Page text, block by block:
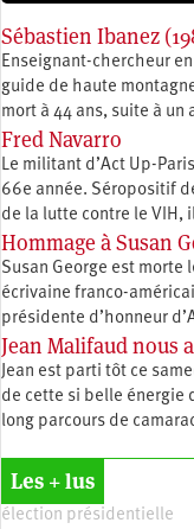
Sébastien Ibanez
Enseignant-chercheur
guide de haute
mort à 44 ans, suite à un
Fred Navarro
Le militant d’Act Up-
66e année. Séropositif
de la lutte contre le VIH,
Hommage à Susan
Susan George est morte
écrivaine franco-
présidente d’honneur
Jean Malifaud nous
Jean est parti tôt ce
de cette si belle énergie
long parcours de
Les + lus
élection présidentielle